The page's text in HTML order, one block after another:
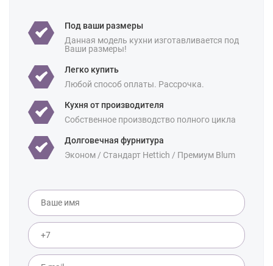
Производство:
категория:
Премиум-класс
Назначение: В частный дом
Площадь: 18 кв м
Под ваши размеры
Данная модель кухни изготавливается под
Ваши размеры!
Легко купить
Любой способ оплаты. Рассрочка.
Кухня от производителя
Собственное производство полного цикла
Долговечная фурнитура
Эконом / Стандарт Hettich / Премиум Blum